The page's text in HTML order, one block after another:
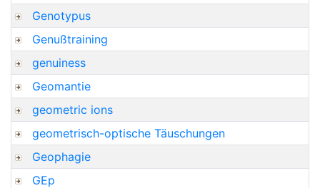
Genotypus
Genußtraining
genuiness
Geomantie
geometric ions
geometrisch-optische Täuschungen
Geophagie
GEp